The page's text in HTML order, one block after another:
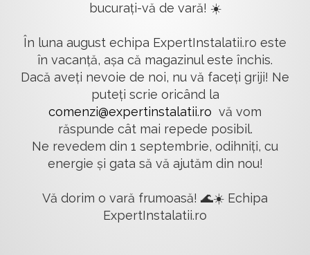
bucurați-vă de vară! ☀️
În luna august echipa ExpertInstalatii.ro este
în vacanță, așa că magazinul este închis.
Dacă aveți nevoie de noi, nu vă faceți griji! Ne
puteți scrie oricând la
comenzi@expertinstalatii.ro vă vom
răspunde cât mai repede posibil.
Ne revedem din 1 septembrie, odihniți, cu
energie și gata să vă ajutăm din nou!
Vă dorim o vară frumoasă! 🌊☀️ Echipa
ExpertInstalatii.ro